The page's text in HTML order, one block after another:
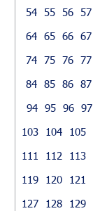
54 55 56 57
64 65 66 67
74 75 76 77
84 85 86 87
94 95 96 97
103
104 105
111
112 113
119
120 121
127
128 129